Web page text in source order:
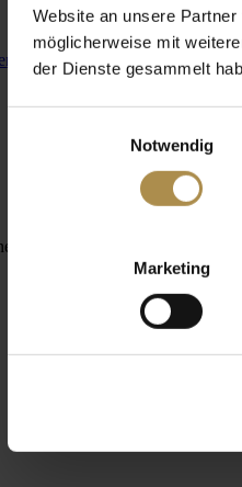
Website an unsere
möglicherweise mit
der Dienste gesammelt
Notwendig
Marketing
Suchbegriff eingeben: